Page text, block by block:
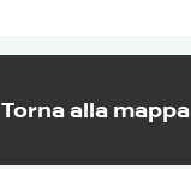
Torna alla mappa